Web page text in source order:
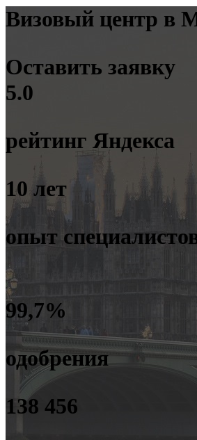
Визовый центр в
Оставить заявку
5.0
рейтинг Яндекса
10 лет
опыт
99,7%
одобрения
138 456